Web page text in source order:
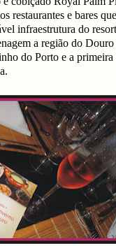
restaurantes e bares
infraestrutura do
a região do
do Porto e a